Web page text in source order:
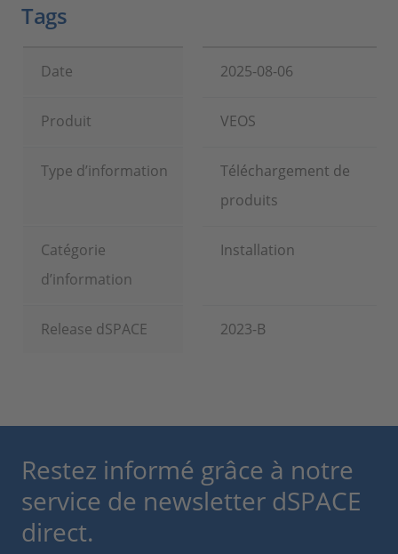
Tags
Date 2025-08-06
Produit VEOS
Type d’information
Téléchargement de
produits
Catégorie
d’information
Installation
Release dSPACE 2023-B
Restez informé grâce à notre
service de newsletter dSPACE
direct.